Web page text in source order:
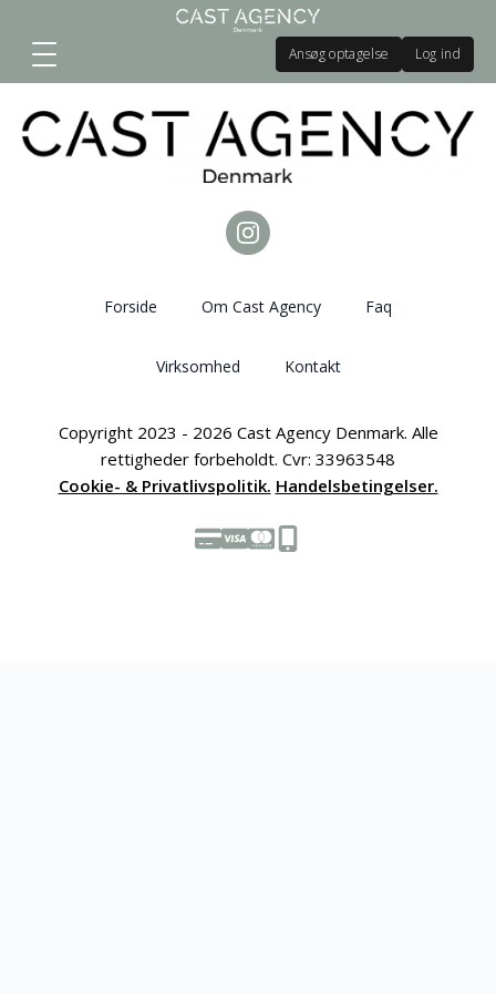
Ansøg optagelse Log ind
Forside Om Cast Agency Faq
Virksomhed Kontakt
Copyright 2023 - 2026 Cast Agency Denmark. Alle
rettigheder forbeholdt. Cvr: 33963548
Cookie- & Privatlivspolitik. Handelsbetingelser.